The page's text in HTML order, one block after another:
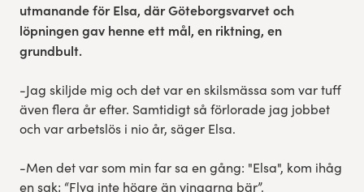
utmanande för Elsa, där Göteborgsvarvet och
löpningen gav henne ett mål, en riktning, en
grundbult.
-Jag skiljde mig och det var en skilsmässa som var tuff
även flera år efter. Samtidigt så förlorade jag jobbet
och var arbetslös i nio år, säger Elsa.
-Men det var som min far sa en gång: "Elsa", kom ihåg
en sak; “Flyg inte högre än vingarna bär”.